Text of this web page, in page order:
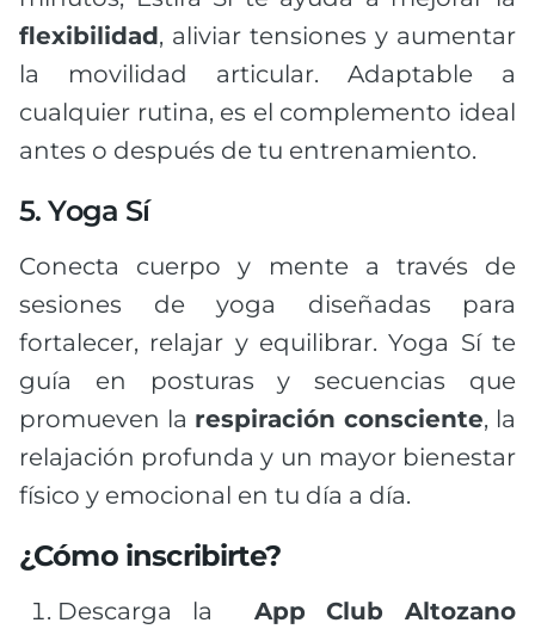
flexibilidad, aliviar tensiones y aumentar
la movilidad articular. Adaptable a
cualquier rutina, es el complemento ideal
antes o después de tu entrenamiento.
5. Yoga Sí
Conecta cuerpo y mente a través de
sesiones de yoga diseñadas para
fortalecer, relajar y equilibrar. Yoga Sí te
guía en posturas y secuencias que
promueven la respiración consciente, la
relajación profunda y un mayor bienestar
físico y emocional en tu día a día.
¿Cómo inscribirte?
Descarga la App
Club Altozano